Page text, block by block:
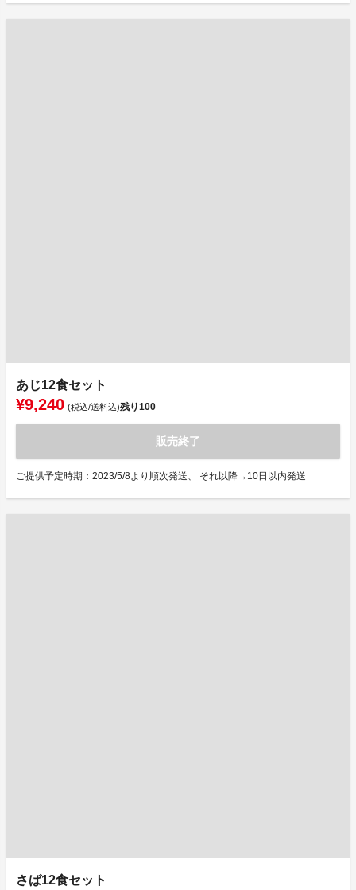
あじ12食セット
¥9,240 (税込/送料込)残り100
販売終了
ご提供予定時期：2023/5/8より順次発送、 それ以降→10日以内発送
さば12食セット